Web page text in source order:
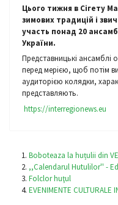
Цього тижня в Сігету
зимових традицій і
участь понад 20
України.
Представницькі
перед мерією, щоб потім
аудиторією колядки,
представляють.
https://interregionews.eu
Boboteaza la huțulii din
,,Calendarul Hutulilor'' -
Folclor huţul
EVENIMENTE CULTURALE